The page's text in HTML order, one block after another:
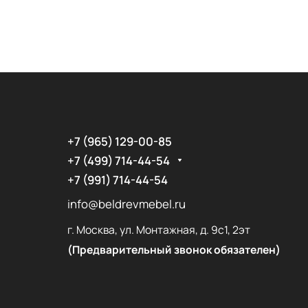
+7 (965) 129-00-85
+7 (499) 714-44-54
+7 (991) 714-44-54
info@beldrevmebel.ru
г. Москва, ул. Монтажная, д. 9с1, 2эт
(Предварительный звонок обязателен)